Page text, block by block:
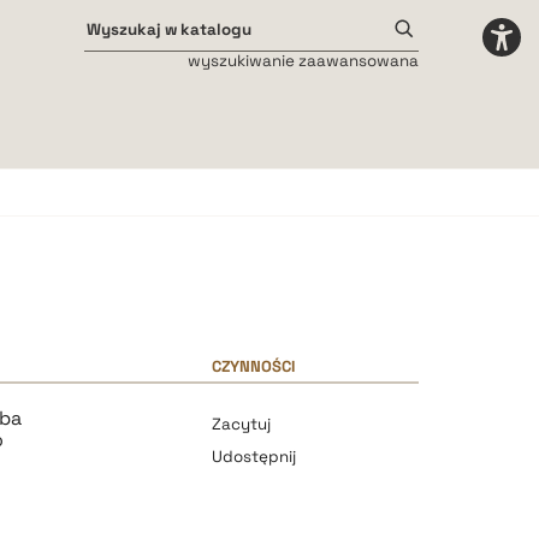
wyszukiwanie zaawansowana
CZYNNOŚCI
Zacytuj
Udostępnij